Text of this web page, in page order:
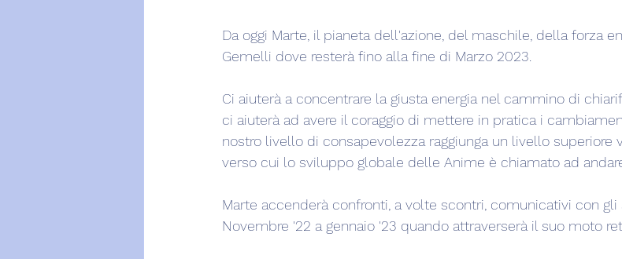
Da oggi Marte, il pianeta dell'azione, del maschile, della forza
Gemelli dove resterà fino alla fine di Marzo 2023.
Ci aiuterà a concentrare la giusta energia nel cammino di
ci aiuterà ad avere il coraggio di mettere in pratica i
nostro livello di consapevolezza raggiunga un livello superiore
verso cui lo sviluppo globale delle Anime è chiamato ad
Marte accenderà confronti, a volte scontri, comunicativi con
Novembre '22 a gennaio '23 quando attraverserà il suo moto